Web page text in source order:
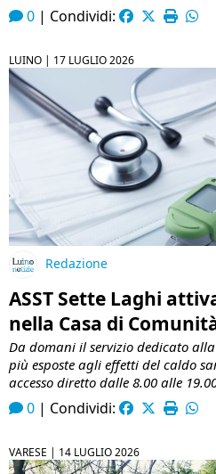
0 | Condividi:
LUINO | 17 LUGLIO 2026
Redazione
ASST Sette Laghi
nella Casa di
Da domani il servizio dedicato
più esposte agli effetti del caldo
accesso diretto dalle 8.00 alle
0 | Condividi:
VARESE | 14 LUGLIO 2026